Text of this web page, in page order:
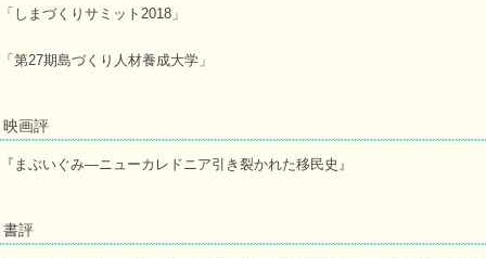
「しまづくりサミット2018」
「第27期島づくり人材養成大学」
映画評
『まぶいぐみ―ニューカレドニア引き裂かれた移民史』
書評